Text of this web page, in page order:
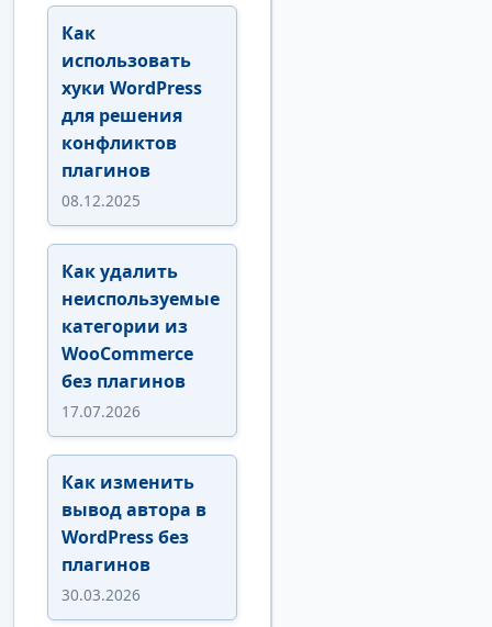
Как
использовать
хуки WordPress
для решения
конфликтов
плагинов
08.12.2025
Как удалить
неиспользуемые
категории из
WooCommerce
без плагинов
17.07.2026
Как изменить
вывод автора в
WordPress без
плагинов
30.03.2026